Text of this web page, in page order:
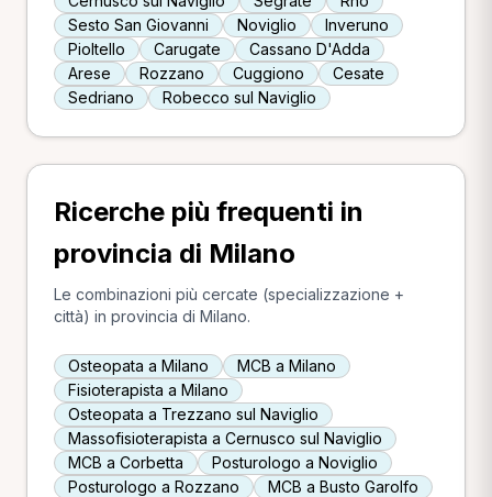
Sesto San Giovanni
Noviglio
Inveruno
Pioltello
Carugate
Cassano D'Adda
Arese
Rozzano Cuggiono
Cesate
Sedriano
Robecco sul Naviglio
Ricerche più frequenti in
provincia di Milano
Le combinazioni più cercate (specializzazione +
città) in provincia di Milano.
Osteopata a Milano
MCB a Milano
Fisioterapista a Milano
Osteopata a Trezzano sul Naviglio
Massofisioterapista a Cernusco sul Naviglio
MCB a Corbetta
Posturologo a Noviglio
Posturologo a Rozzano
MCB a Busto Garolfo